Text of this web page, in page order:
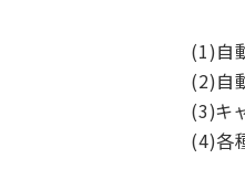
(1)自
(2)自
(3)キ
(4)各